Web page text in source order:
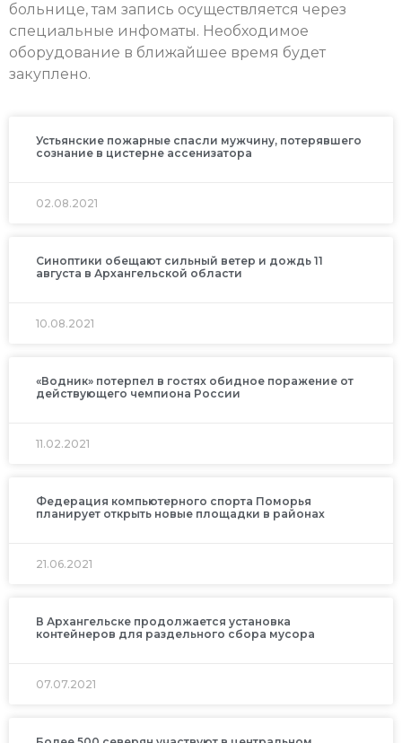
больнице, там запись осуществляется через
специальные инфоматы. Необходимое
оборудование в ближайшее время будет
закуплено.
Устьянские пожарные спасли мужчину, потерявшего
сознание в цистерне ассенизатора
02.08.2021
Синоптики обещают сильный ветер и дождь 11
августа в Архангельской области
10.08.2021
«Водник» потерпел в гостях обидное поражение от
действующего чемпиона России
11.02.2021
Федерация компьютерного спорта Поморья
планирует открыть новые площадки в районах
21.06.2021
В Архангельске продолжается установка
контейнеров для раздельного сбора мусора
07.07.2021